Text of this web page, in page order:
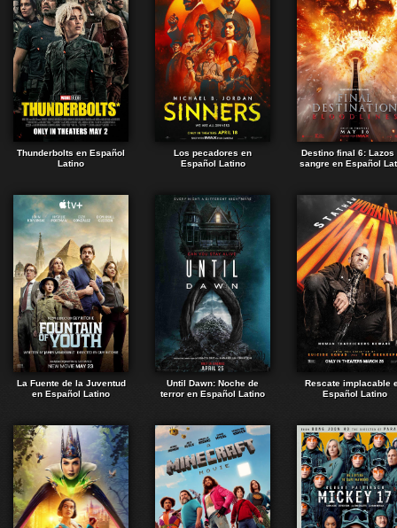
Thunderbolts en Español
Latino
Los pecadores en
Español Latino
Destino final 6: Lazos
sangre en Español
La Fuente de la Juventud
en Español Latino
Until Dawn: Noche de
terror en Español Latino
Rescate implacable
Español Latino